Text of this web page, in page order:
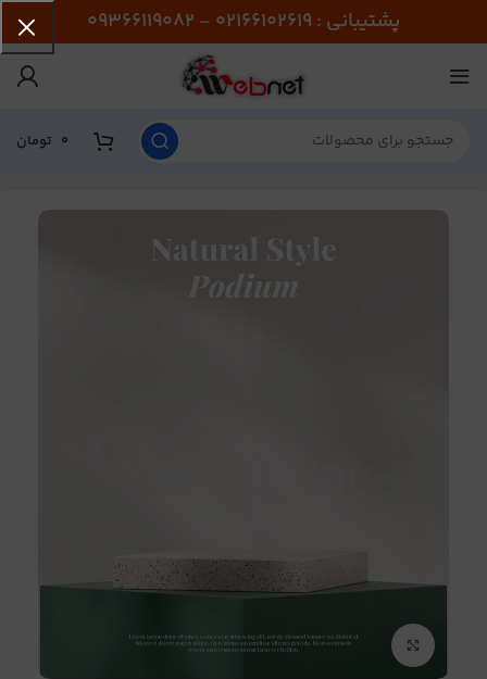
پشتیبانی : 02166102619 - 09366119082
0 تومان
برای بزرگنمایی کلیک کنید